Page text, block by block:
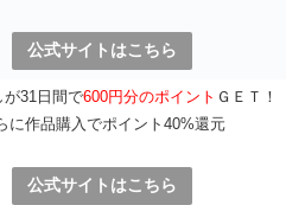
公式サイトはこちら
31日間で600円分のポイント ＧＥＴ！
に作品購入でポイント40%還元
公式サイトはこちら